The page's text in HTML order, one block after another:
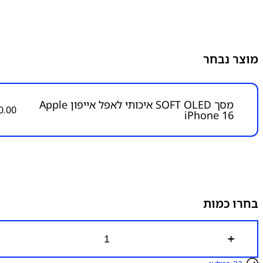
מוצר נבחר
מסך SOFT OLED איכותי לאפל אייפון Apple
iPhone 16
בחרו כמות